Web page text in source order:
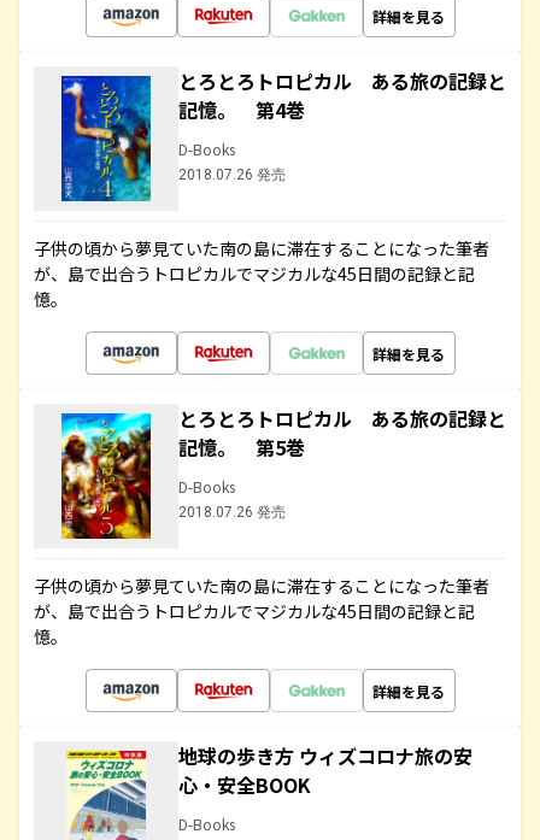
詳細を見る
とろとろトロピカル ある旅の記録と
記憶。 第4巻
D-Books
2018.07.26 発売
子供の頃から夢見ていた南の島に滞在することになった筆者
が、島で出合うトロピカルでマジカルな45日間の記録と記
憶。
詳細を見る
とろとろトロピカル ある旅の記録と
記憶。 第5巻
D-Books
2018.07.26 発売
子供の頃から夢見ていた南の島に滞在することになった筆者
が、島で出合うトロピカルでマジカルな45日間の記録と記
憶。
詳細を見る
地球の歩き方 ウィズコロナ旅の安
心・安全BOOK
D-Books